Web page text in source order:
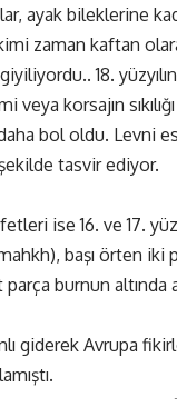
ayak bileklerine
zaman kaftan
18.
korsajın
bol oldu. Levni
tasvir ediyor.
ise 16. ve 17.
başı örten iki
burnun altında
giderek Avrupa